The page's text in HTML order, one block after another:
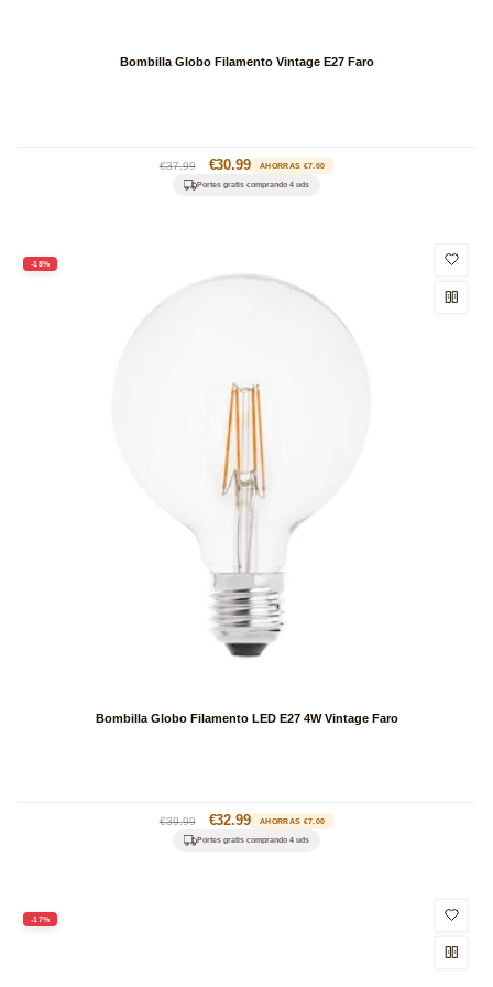
Bombilla Globo Filamento Vintage E27 Faro
Precio
habitual
€37.99
Precio
de
€30.99 AHORRAS €7.00
Portes gratis comprando 4 uds
-18%
Bombilla Globo Filamento LED E27 4W Vintage Faro
Precio
habitual
€39.99
Precio
de
€32.99 AHORRAS €7.00
Portes gratis comprando 4 uds
-17%